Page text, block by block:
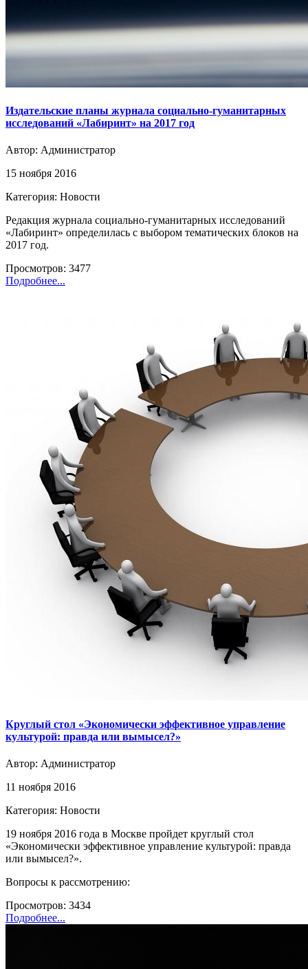
Издательские планы журнала социально-гуманитарных
исследований «Лабиринт» на 2017 год
Автор: Администратор
15 ноября 2016
Категория: Новости
Редакция журнала социально-гуманитарных исследований
«Лабиринт» определилась с выбором тематических блоков на
2017 год.
Просмотров: 3477
Подробнее...
Круглый стол «Экономически эффективное управление
культурой: правда или вымысел?»
Автор: Администратор
11 ноября 2016
Категория: Новости
19 ноября 2016 года в Москве пройдет круглый стол
«Экономически эффективное управление культурой: правда
или вымысел?».
Вопросы к рассмотрению:
Просмотров: 3434
Подробнее...